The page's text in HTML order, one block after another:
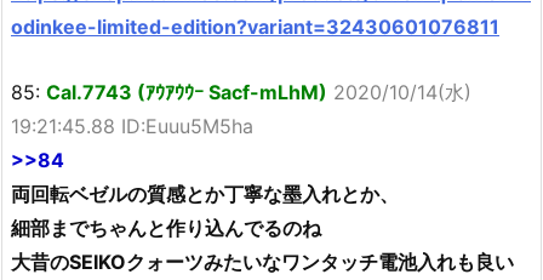
odinkee-limited-edition?variant=32430601076811
85: Cal.7743 (ｱｳｱｳｳｰ Sacf-mLhM) 2020/10/14(水)
19:21:45.88 ID:Euuu5M5ha
>>84
両回転ベゼルの質感とか丁寧な墨入れとか、
細部までちゃんと作り込んでるのね
大昔のSEIKOクォーツみたいなワンタッチ電池入れも良い